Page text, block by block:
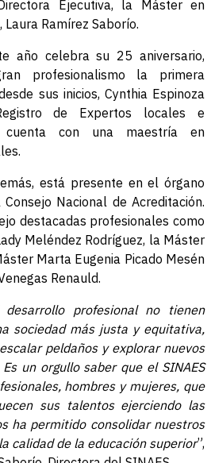
Ejecutiva, la Máster en
Laura Ramírez Saborío.
año celebra su 25 aniversario,
profesionalismo la primera
sus inicios, Cynthia Espinoza
de Expertos locales e
cuenta con una maestría en
está presente en el órgano
Nacional de Acreditación.
destacadas profesionales como
Meléndez Rodríguez, la Máster
Marta Eugenia Picado Mesén
Renauld.
profesional no tienen
sociedad más justa y equitativa,
peldaños y explorar nuevos
un orgullo saber que el SINAES
hombres y mujeres, que
sus talentos ejerciendo las
ha permitido consolidar nuestros
calidad de la educación superior”,